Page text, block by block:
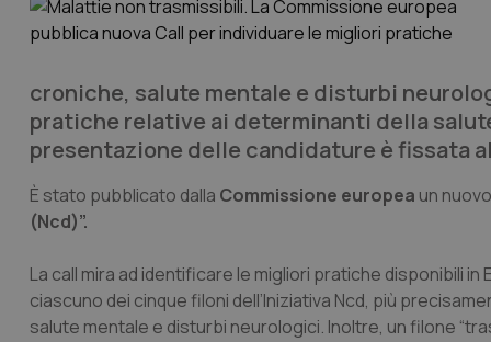
croniche, salute mentale e disturbi
pratiche relative ai determinanti della
presentazione delle candidature è fissata
È stato pubblicato dalla Commissione europea un
(Ncd)”.
La call mira ad identificare le migliori pratiche disponibili
ciascuno dei cinque filoni dell’Iniziativa Ncd, più
salute mentale e disturbi neurologici. Inoltre, un filone